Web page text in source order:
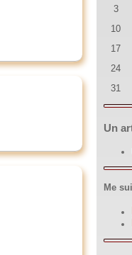
3
10
17
24
31
Un
Me